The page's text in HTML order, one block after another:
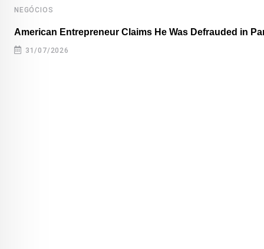
NEGÓCIOS
American Entrepreneur Claims He Was Defrauded in
31/07/2026